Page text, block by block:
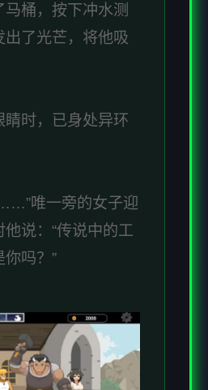
桶，按下冲水测
出了光芒，将他吸
睛时，已身处异环
唯一旁的女子迎
说：“传说中的工
吗？”